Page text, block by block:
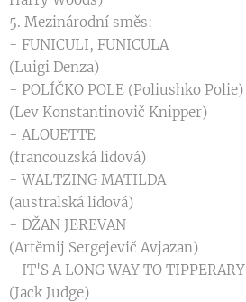
5. Mezinárodní směs:
- FUNICULI, FUNICULA
(Luigi Denza)
- POLÍČKO POLE (Poliushko Polie)
(Lev Konstantinovič Knipper)
- ALOUETTE
(francouzská lidová)
- WALTZING MATILDA
(australská lidová)
- DŽAN JEREVAN
(Artěmij Sergejevič Avjazan)
- IT'S A LONG WAY TO TIPPERARY
(Jack Judge)